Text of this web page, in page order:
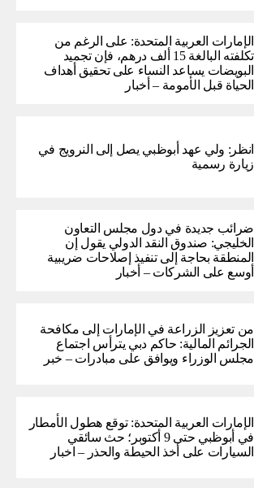
الإمارات العربية المتحدة: على الرغم من
تكلفته البالغة 15 ألف درهم، فإن تجميد
البويضات يساعد النساء على تحقيق أهداف
الحياة قبل الأمومة – أخبار
انظر: ولي عهد أبوظبي يصل إلى النرويج في
زيارة رسمية
ضرائب جديدة في دول مجلس التعاون
الخليجي: صندوق النقد الدولي يقول إن
المنطقة بحاجة إلى تنفيذ إصلاحات ضريبية
أوسع على الشركات – أخبار
من تعزيز الزراعة في الإمارات إلى مكافحة
الجرائم المالية: حاكم دبي يترأس اجتماع
مجلس الوزراء ويوافق على مبادرات – خبر
الإمارات العربية المتحدة: توقع هطول الأمطار
في أبوظبي حتى 9 أكتوبر؛ حث سائقي
السيارات على أخذ الحيطة والحذر – اخبار